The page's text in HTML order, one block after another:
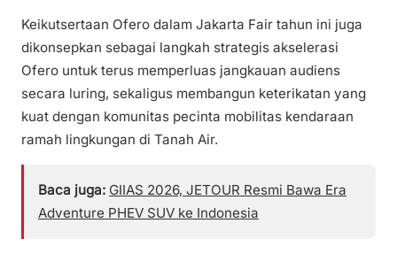
Keikutsertaan Ofero dalam Jakarta Fair tahun ini juga
dikonsepkan sebagai langkah strategis akselerasi
Ofero untuk terus memperluas jangkauan audiens
secara luring, sekaligus membangun keterikatan yang
kuat dengan komunitas pecinta mobilitas kendaraan
ramah lingkungan di Tanah Air.
Baca juga: GIIAS 2026, JETOUR Resmi Bawa Era
Adventure PHEV SUV ke Indonesia